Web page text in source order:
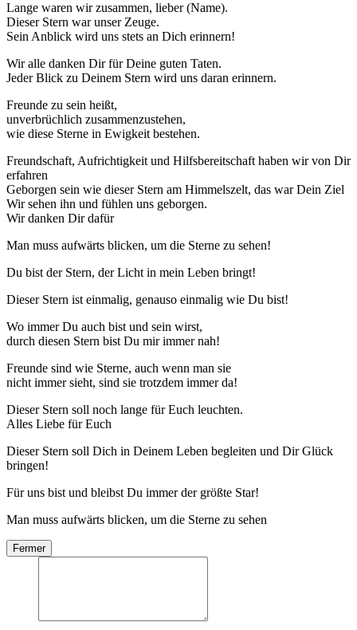
Lange waren wir zusammen, lieber (Name).
Dieser Stern war unser Zeuge.
Sein Anblick wird uns stets an Dich erinnern!
Wir alle danken Dir für Deine guten Taten.
Jeder Blick zu Deinem Stern wird uns daran erinnern.
Freunde zu sein heißt,
unverbrüchlich zusammenzustehen,
wie diese Sterne in Ewigkeit bestehen.
Freundschaft, Aufrichtigkeit und Hilfsbereitschaft haben wir von Dir
erfahren
Geborgen sein wie dieser Stern am Himmelszelt, das war Dein Ziel
Wir sehen ihn und fühlen uns geborgen.
Wir danken Dir dafür
Man muss aufwärts blicken, um die Sterne zu sehen!
Du bist der Stern, der Licht in mein Leben bringt!
Dieser Stern ist einmalig, genauso einmalig wie Du bist!
Wo immer Du auch bist und sein wirst,
durch diesen Stern bist Du mir immer nah!
Freunde sind wie Sterne, auch wenn man sie
nicht immer sieht, sind sie trotzdem immer da!
Dieser Stern soll noch lange für Euch leuchten.
Alles Liebe für Euch
Dieser Stern soll Dich in Deinem Leben begleiten und Dir Glück
bringen!
Für uns bist und bleibst Du immer der größte Star!
Man muss aufwärts blicken, um die Sterne zu sehen
Fermer